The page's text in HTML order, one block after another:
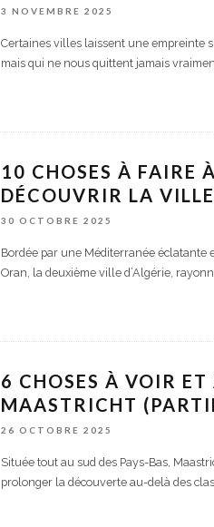
3 NOVEMBRE 2025
Certaines villes laissent une empreinte
mais qui ne nous quittent jamais
10 CHOSES À FAIRE
DÉCOUVRIR LA
30 OCTOBRE 2025
Bordée par une Méditerranée éclatante
Oran, la deuxième ville d’Algérie,
6 CHOSES À VOIR ET
MAASTRICHT
26 OCTOBRE 2025
Située tout au sud des Pays-Bas,
prolonger la découverte au-delà des